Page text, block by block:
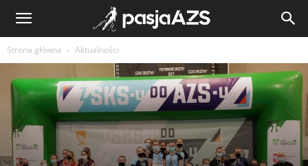
Strona główna Aktualności